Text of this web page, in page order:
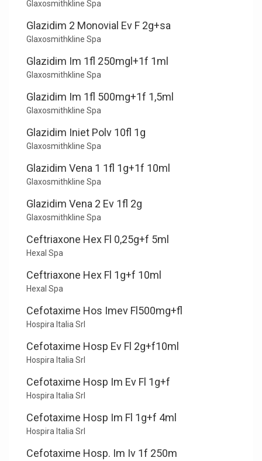
Glaxosmithkline Spa
Glazidim 2 Monovial Ev F 2g+sa
Glaxosmithkline Spa
Glazidim Im 1fl 250mgl+1f 1ml
Glaxosmithkline Spa
Glazidim Im 1fl 500mg+1f 1,5ml
Glaxosmithkline Spa
Glazidim Iniet Polv 10fl 1g
Glaxosmithkline Spa
Glazidim Vena 1 1fl 1g+1f 10ml
Glaxosmithkline Spa
Glazidim Vena 2 Ev 1fl 2g
Glaxosmithkline Spa
Ceftriaxone Hex Fl 0,25g+f 5ml
Hexal Spa
Ceftriaxone Hex Fl 1g+f 10ml
Hexal Spa
Cefotaxime Hos Imev Fl500mg+fl
Hospira Italia Srl
Cefotaxime Hosp Ev Fl 2g+f10ml
Hospira Italia Srl
Cefotaxime Hosp Im Ev Fl 1g+f
Hospira Italia Srl
Cefotaxime Hosp Im Fl 1g+f 4ml
Hospira Italia Srl
Cefotaxime Hosp. Im Iv 1f 250m